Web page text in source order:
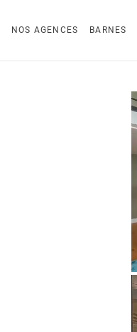
NOS AGENCES BARNES